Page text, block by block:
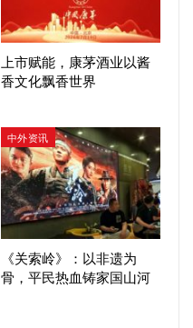
上市赋能，康茅酒业以酱
香文化飘香世界
中外资讯
《关索岭》：以非遗为
骨，平民热血铸家国山河